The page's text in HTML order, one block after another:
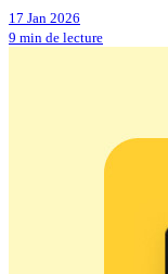
17 Jan 2026
9 min de lecture